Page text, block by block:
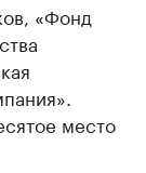
«Фонд
место